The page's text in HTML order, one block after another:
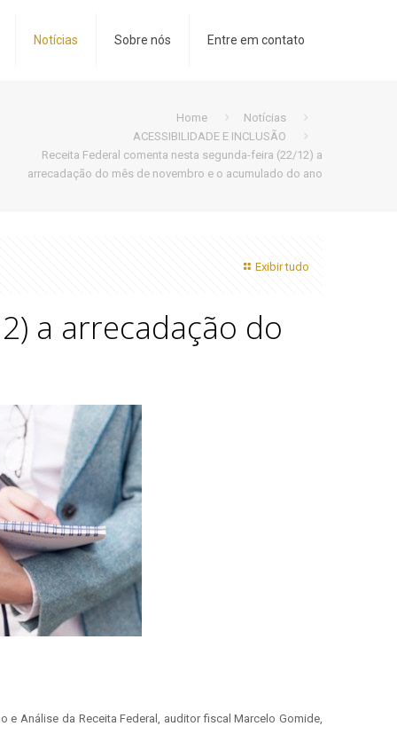
Notícias Sobre nós Entre em contato
Home
Notícias
ACESSIBILIDADE E INCLUSÃO
Receita Federal comenta nesta segunda-feira (22/12) a
arrecadação do mês de novembro e o acumulado do ano
Exibir tudo
a arrecadação do
e Análise da Receita Federal, auditor fiscal Marcelo Gomide,